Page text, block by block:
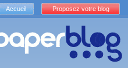
Accueil Proposez votre blog